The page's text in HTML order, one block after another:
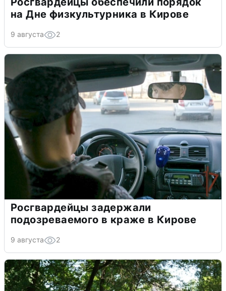
на Дне физкультурника в Кирове
9 августа 2
Росгвардейцы задержали
подозреваемого в краже в Кирове
9 августа 2